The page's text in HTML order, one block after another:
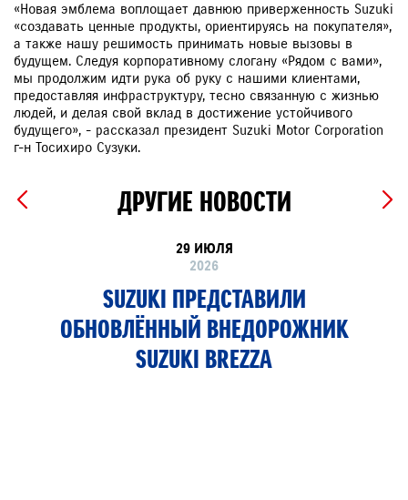
«Новая эмблема воплощает давнюю приверженность Suzuki
«создавать ценные продукты, ориентируясь на покупателя»,
а также нашу решимость принимать новые вызовы в
будущем. Следуя корпоративному слогану «Рядом с вами»,
мы продолжим идти рука об руку с нашими клиентами,
предоставляя инфраструктуру, тесно связанную с жизнью
людей, и делая свой вклад в достижение устойчивого
будущего», - рассказал президент Suzuki Motor Corporation
г-н Тосихиро Сузуки.
ДРУГИЕ НОВОСТИ
29 ИЮЛЯ
2026
SUZUKI ПРЕДСТАВИЛИ
ОБНОВЛЁННЫЙ ВНЕДОРОЖНИК
SUZUKI BREZZA